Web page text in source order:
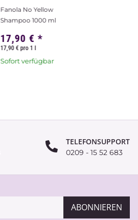
Fanola No Yellow
Shampoo 1000 ml
17,90 €*
17,90 € pro 1 l
Sofort verfügbar
TELEFONSUPPORT
0209 - 15 52 683
ABONNIEREN